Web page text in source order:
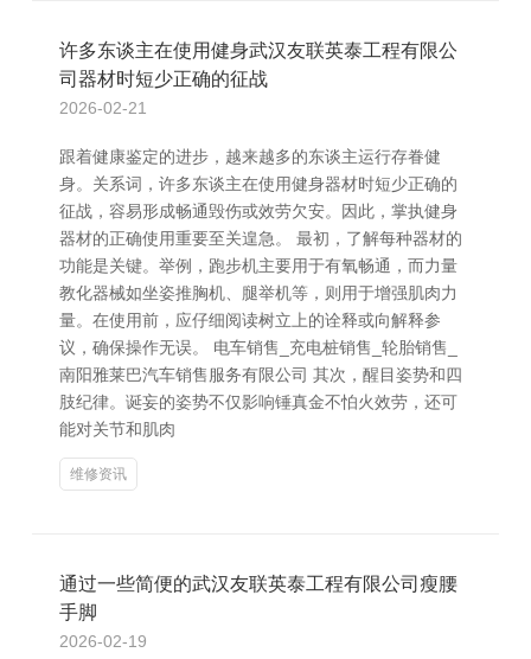
许多东谈主在使用健身武汉友联英泰工程有限公
司器材时短少正确的征战
2026-02-21
跟着健康鉴定的进步，越来越多的东谈主运行存眷健
身。关系词，许多东谈主在使用健身器材时短少正确的
征战，容易形成畅通毁伤或效劳欠安。因此，掌执健身
器材的正确使用重要至关遑急。 最初，了解每种器材的
功能是关键。举例，跑步机主要用于有氧畅通，而力量
教化器械如坐姿推胸机、腿举机等，则用于增强肌肉力
量。在使用前，应仔细阅读树立上的诠释或向解释参
议，确保操作无误。 电车销售_充电桩销售_轮胎销售_
南阳雅莱巴汽车销售服务有限公司 其次，醒目姿势和四
肢纪律。诞妄的姿势不仅影响锤真金不怕火效劳，还可
能对关节和肌肉
维修资讯
通过一些简便的武汉友联英泰工程有限公司瘦腰
手脚
2026-02-19